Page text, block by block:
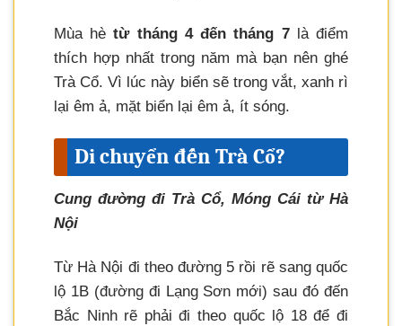
Mùa hè từ tháng 4 đến tháng 7là điểm
thích hợp nhất trong năm mà bạn nên ghé
Trà Cổ. Vì lúc này biển sẽ trong vắt, xanh rì
lại êm ả, mặt biển lại êm ả, ít sóng.
Di chuyển đến Trà Cổ?
Cung đường đi Trà Cổ, Móng Cái từ Hà
Nội
Từ Hà Nội đi theo đường 5 rồi rẽ sang quốc
lộ 1B (đường đi Lạng Sơn mới) sau đó đến
Bắc Ninh rẽ phải đi theo quốc lộ 18 để đi